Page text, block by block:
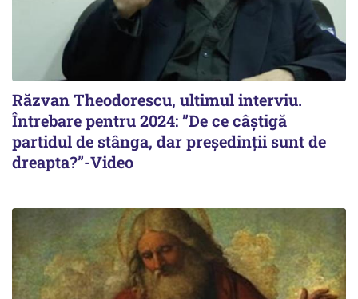
Răzvan Theodorescu, ultimul interviu.
Întrebare pentru 2024: ”De ce câștigă
partidul de stânga, dar președinții sunt de
dreapta?”-Video